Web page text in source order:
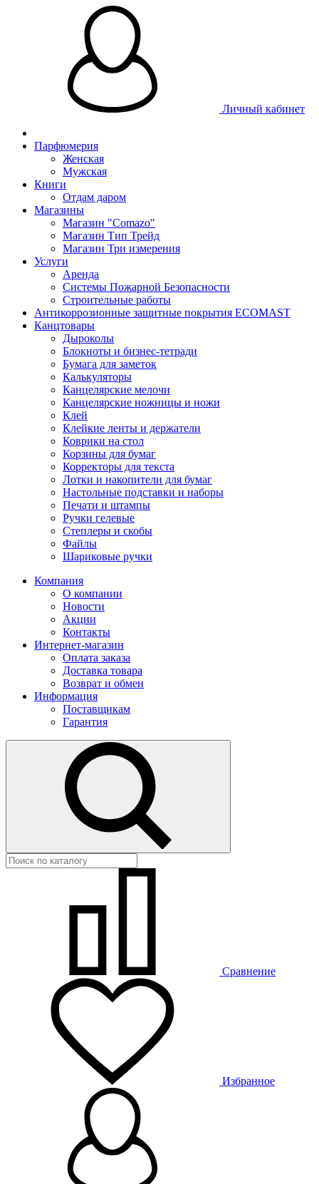
Личный кабинет
Парфюмерия
Женская
Мужская
Книги
Отдам даром
Магазины
Магазин "Comazo"
Магазин Тип Трейд
Магазин Три измерения
Услуги
Аренда
Системы Пожарной Безопасности
Строительные работы
Антикоррозионные защитные покрытия ECOMAST
Канцтовары
Дыроколы
Блокноты и бизнес-тетради
Бумага для заметок
Калькуляторы
Канцелярские мелочи
Канцелярские ножницы и ножи
Клей
Клейкие ленты и держатели
Коврики на стол
Корзины для бумаг
Корректоры для текста
Лотки и накопители для бумаг
Настольные подставки и наборы
Печати и штампы
Ручки гелевые
Степлеры и скобы
Файлы
Шариковые ручки
Компания
О компании
Новости
Акции
Контакты
Интернет-магазин
Оплата заказа
Доставка товара
Возврат и обмен
Информация
Поставщикам
Гарантия
Сравнение
Избранное